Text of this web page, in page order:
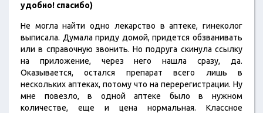
удобно! спасибо)
Не могла найти одно лекарство в аптеке, гинеколог
выписала. Думала приду домой, придется обзванивать
или в справочную звонить. Но подруга скинула ссылку
на приложение, через него нашла сразу, да.
Оказывается, остался препарат всего лишь в
нескольких аптеках, потому что на перерегистрации. Ну
мне повезло, в одной аптеке было в нужном
количестве, еще и цена нормальная. Классное